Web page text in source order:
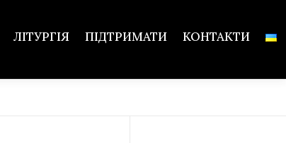
ЛІТУРГІЯ ПІДТРИМАТИ КОНТАКТИ